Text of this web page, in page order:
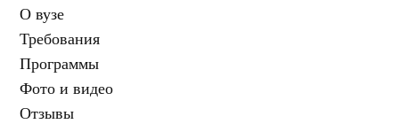
О вузе
Требования
Программы
Фото и видео
Отзывы